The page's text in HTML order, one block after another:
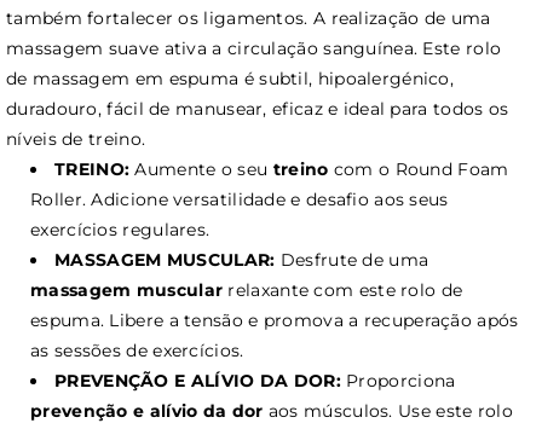
também fortalecer os ligamentos. A realização de uma
massagem suave ativa a circulação sanguínea. Este rolo
de massagem em espuma é subtil, hipoalergénico,
duradouro, fácil de manusear, eficaz e ideal para todos os
níveis de treino.
TREINO: Aumente o seu treino com o Round Foam
Roller. Adicione versatilidade e desafio aos seus
exercícios regulares.
MASSAGEM MUSCULAR: Desfrute de uma
massagem muscular relaxante com este rolo de
espuma. Libere a tensão e promova a recuperação após
as sessões de exercícios.
PREVENÇÃO E ALÍVIO DA DOR:Proporciona
prevenção e alívio da dor aos músculos. Use este rolo